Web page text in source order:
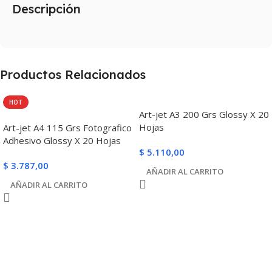
Descripción
Productos Relacionados
HOT
Art-jet A4 115 Grs Fotografico
Adhesivo Glossy X 20 Hojas
$ 3.787,00
AÑADIR AL CARRITO
Art-jet A3 200 Grs Glossy X 20
Hojas
$ 5.110,00
AÑADIR AL CARRITO